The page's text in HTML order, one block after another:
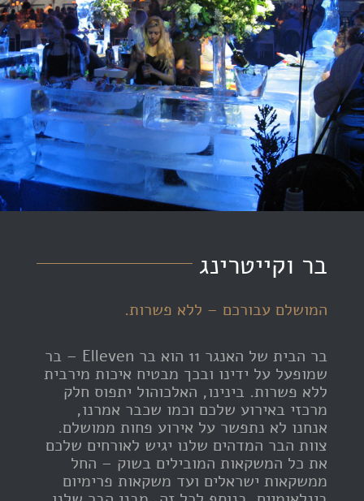
בר וקייטרינג
המושלם עבורכם – ללא פשרות.
בר הבית של האנגר 11 הוא בר Elleven – בר
שמופעל על ידינו ובכך מבטיח איכות מירבית
ללא פשרות. בינינו, האלכוהול יתפוס חלק
מרכזי באירוע שלכם וכמו שכבר אמרנו,
אנחנו לא נתפשר על אירוע פחות ממושלם.
צוות הבר המדהים שלנו יגיש לאורחים שלכם
את כל המשקאות המובילים בשוק – החל
ממשקאות ישראלים ועד משקאות פרימיום